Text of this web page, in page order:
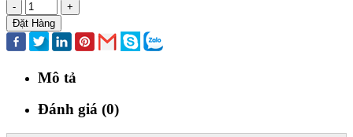
-
+
Đặt Hàng
Mô tả
Đánh giá (0)